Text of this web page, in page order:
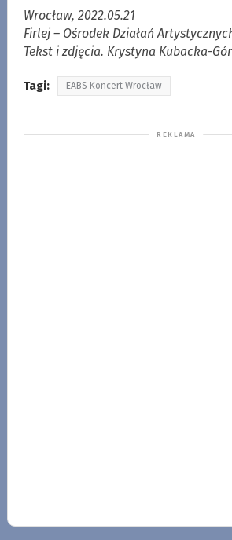
Wrocław, 2022.05.21
Firlej – Ośrodek Działań
Tekst i zdjęcia. Krystyna Kubacka-
Tagi: EABS Koncert Wrocław